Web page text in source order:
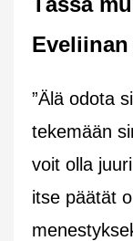
”Älä odota
tekemään
voit olla
itse päätät